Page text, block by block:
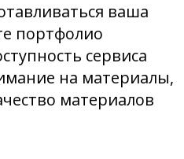
ваша
портфолио
сервиса
на материалы,
материалов